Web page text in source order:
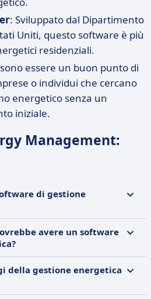
: Sviluppato dal Dipartimento
Uniti, questo software è più
residenziali.
essere un buon punto di
o individui che cercano
energetico senza un
iniziale.
Management:
di gestione
avere un software
della gestione energetica